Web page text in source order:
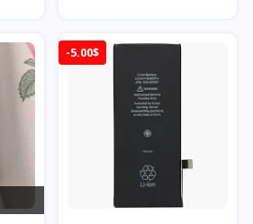
-5.00$